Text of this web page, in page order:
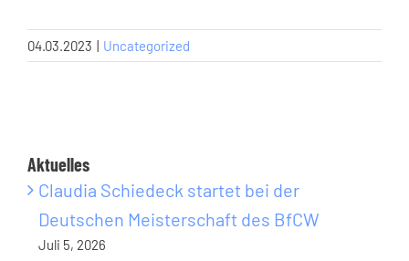
04.03.2023 | Uncategorized
Aktuelles
Claudia Schiedeck startet bei der
Deutschen Meisterschaft des BfCW
Juli 5, 2026